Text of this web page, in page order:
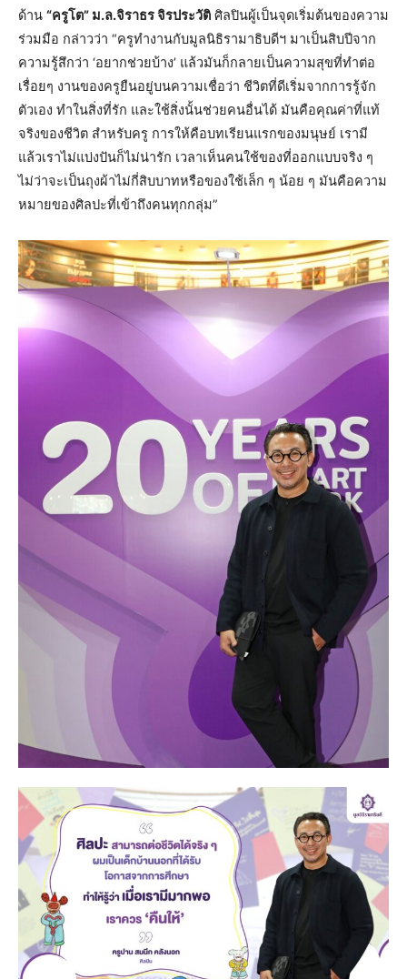
ด้าน “ครูโต” ม.ล.จิราธร จิรประวัติ ศิลปินผู้เป็นจุดเริ่มต้นของความ
ร่วมมือ กล่าวว่า “ครูทำงานกับมูลนิธิรามาธิบดีฯ มาเป็นสิบปีจาก
ความรู้สึกว่า ‘อยากช่วยบ้าง’ แล้วมันก็กลายเป็นความสุขที่ทำต่อ
เรื่อยๆ งานของครูยืนอยู่บนความเชื่อว่า ชีวิตที่ดีเริ่มจากการรู้จัก
ตัวเอง ทำในสิ่งที่รัก และใช้สิ่งนั้นช่วยคนอื่นได้ มันคือคุณค่าที่แท้
จริงของชีวิต สำหรับครู การให้คือบทเรียนแรกของมนุษย์ เรามี
แล้วเราไม่แบ่งปันก็ไม่น่ารัก เวลาเห็นคนใช้ของที่ออกแบบจริง ๆ
ไม่ว่าจะเป็นถุงผ้าไม่กี่สิบบาทหรือของใช้เล็ก ๆ น้อย ๆ มันคือความ
หมายของศิลปะที่เข้าถึงคนทุกกลุ่ม”